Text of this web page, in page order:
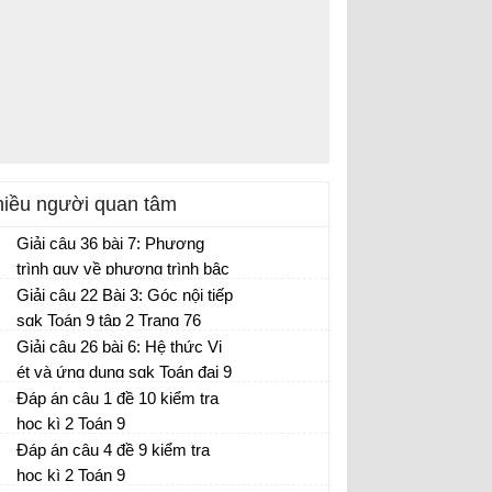
người quan tâm
Giải câu 36 bài 7: Phương
trình quy về phương trình bậc
hai sgk Toán đại 9 tập 2 Trang
56
Giải câu 22 Bài 3: Góc nội tiếp
sgk Toán 9 tập 2 Trang 76
Giải câu 26 bài 6: Hệ thức Vi
ét và ứng dụng sgk Toán đại 9
tập 2 Trang 53
Đáp án câu 1 đề 10 kiểm tra
học kì 2 Toán 9
Đáp án câu 4 đề 9 kiểm tra
học kì 2 Toán 9